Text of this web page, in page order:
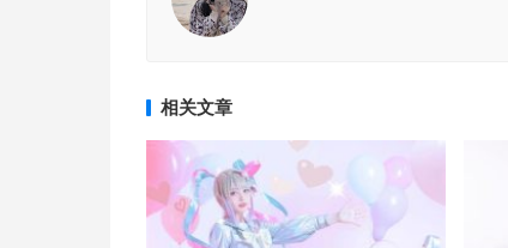
相关文章